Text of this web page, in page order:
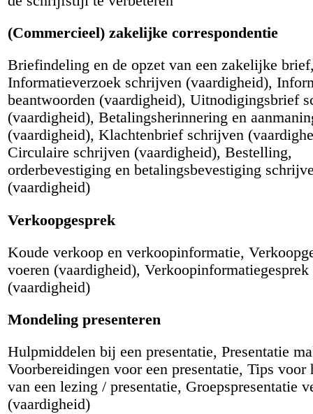
(Commercieel) zakelijke correspondentie
Briefindeling en de opzet van een zakelijke
Informatieverzoek schrijven (vaardigheid),
beantwoorden (vaardigheid), Uitnodigingsbrief
(vaardigheid), Betalingsherinnering en
(vaardigheid), Klachtenbrief schrijven
Circulaire schrijven (vaardigheid), Bestelling,
orderbevestiging en betalingsbevestiging
(vaardigheid)
Verkoopgesprek
Koude verkoop en verkoopinformatie,
voeren (vaardigheid), Verkoopinformatiegesprek
(vaardigheid)
Mondeling presenteren
Hulpmiddelen bij een presentatie, Presentatie
Voorbereidingen voor een presentatie, Tips voor
van een lezing / presentatie, Groepspresentatie
(vaardigheid)